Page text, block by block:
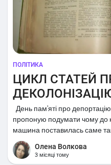
ПОЛІТИКА
ЦИКЛ СТАТЕЙ
День пам'яті про
пропоную подумати чому до
машина поставилась саме
Олена Волкова
3 місяці тому